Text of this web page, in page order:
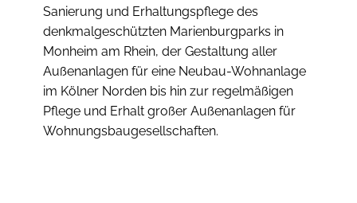
Sanierung und Erhaltungspflege des
denkmalgeschützten Marienburgparks in
Monheim am Rhein, der Gestaltung aller
Außenanlagen für eine Neubau-Wohnanlage
im Kölner Norden bis hin zur regelmäßigen
Pflege und Erhalt großer Außenanlagen für
Wohnungsbaugesellschaften.